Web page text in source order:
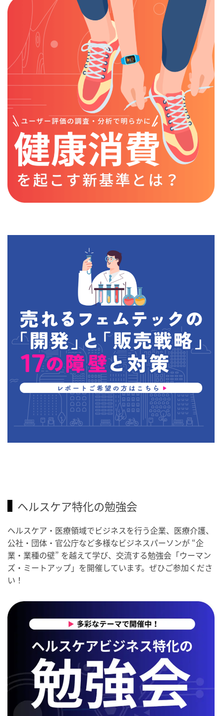
ヘルスケア特化の勉強会
ヘルスケア・医療領域でビジネスを行う企業、医療介護、
公社・団体・官公庁など多様なビジネスパーソンが “企
業・業種の壁” を越えて学び、交流する勉強会「ウーマン
ズ・ミートアップ」を開催しています。ぜひご参加くださ
い！